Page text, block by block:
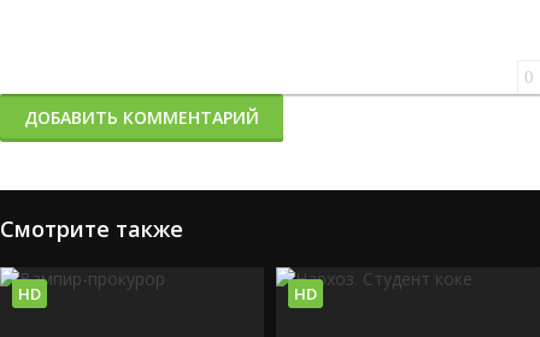
0
ДОБАВИТЬ КОММЕНТАРИЙ
Смотрите также
HD HD